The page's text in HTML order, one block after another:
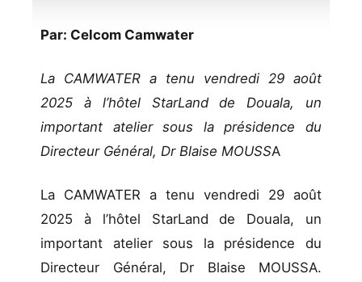
Par: Celcom Camwater
La CAMWATER a tenu vendredi 29 août
2025 à l’hôtel StarLand de Douala, un
important atelier sous la présidence du
Directeur Général, Dr Blaise MOUSSA
La CAMWATER a tenu vendredi 29 août
2025 à l’hôtel StarLand de Douala, un
important atelier sous la présidence du
Directeur Général, Dr Blaise MOUSSA.